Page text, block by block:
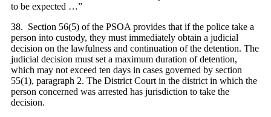
to be expected …”
38. Section 56(5) of the PSOA provides that if the police take a
person into custody, they must immediately obtain a judicial
decision on the lawfulness and continuation of the detention. The
judicial decision must set a maximum duration of detention,
which may not exceed ten days in cases governed by section
55(1), paragraph 2. The District Court in the district in which the
person concerned was arrested has jurisdiction to take the
decision.